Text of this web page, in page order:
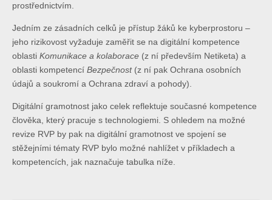
prostřednictvím.
Jedním ze zásadních celků je přístup žáků ke kyberprostoru –
jeho rizikovost vyžaduje zaměřit se na digitální kompetence
oblasti Komunikace a kolaborace (z ní především Netiketa) a
oblasti kompetencí Bezpečnost(z ní pak Ochrana osobních
údajů a soukromí a Ochrana zdraví a pohody).
Digitální gramotnost jako celek reflektuje současné kompetence
člověka, který pracuje s technologiemi. S ohledem na možné
revize RVP by pak na digitální gramotnost ve spojení se
stěžejními tématy RVP bylo možné nahlížet v příkladech a
kompetencích, jak naznačuje tabulka níže.